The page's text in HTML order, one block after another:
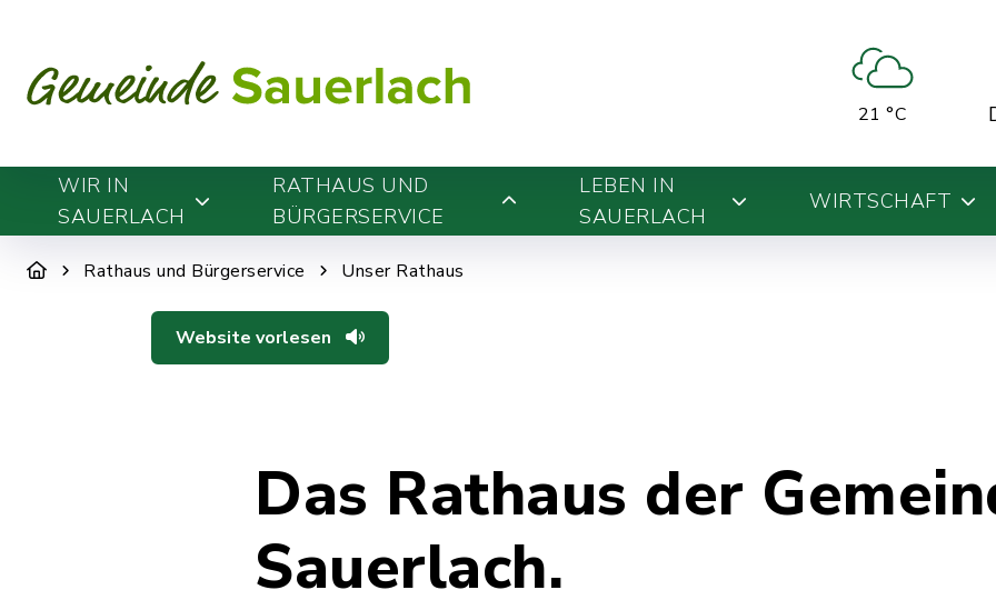
21 °C
WIR IN
SAUERLACH
RATHAUS UND
BÜRGERSERVICE
LEBEN IN
SAUERLACH
WIRTSCHAFT
Rathaus und Bürgerservice Unser Rathaus
Website vorlesen
Das Rathaus der
Sauerlach.